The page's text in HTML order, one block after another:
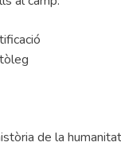
de la humanitat